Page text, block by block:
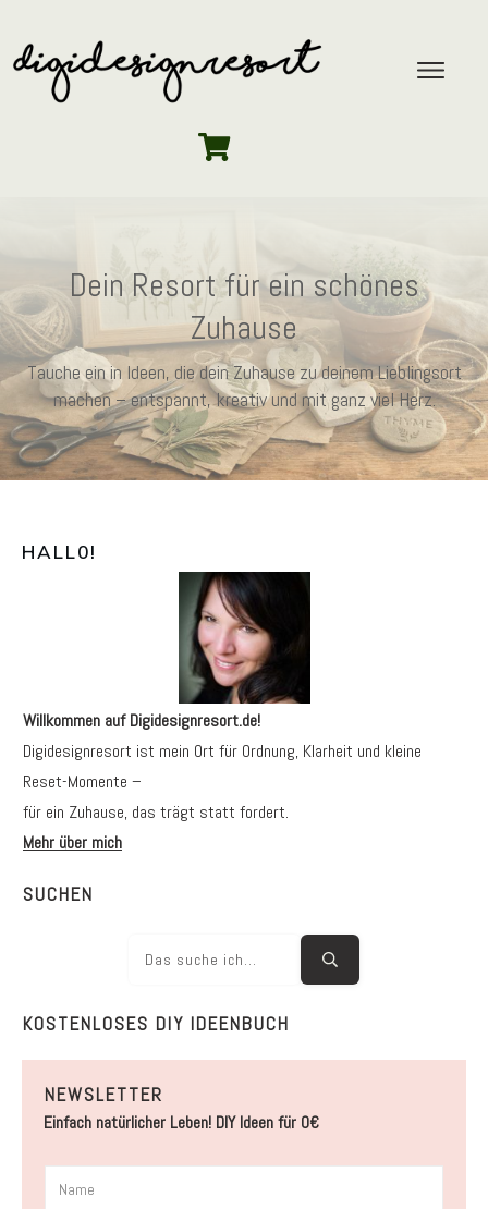
Dein Resort für ein schönes
Zuhause
Tauche ein in Ideen, die dein Zuhause zu deinem Lieblingsort
machen – entspannt, kreativ und mit ganz viel Herz.
HALL0!
Willkommen auf Digidesignresort.de!
Digidesignresort ist mein Ort für Ordnung, Klarheit und kleine
Reset-Momente –
für ein Zuhause, das trägt statt fordert.
Mehr über mich
SUCHEN
KOSTENLOSES DIY IDEENBUCH
NEWSLETTER
Einfach natürlicher Leben! DIY Ideen für 0€